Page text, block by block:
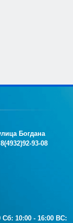
Богдана
8(4932)92-93-08
Сб: 10:00 - 16:00 ВС: